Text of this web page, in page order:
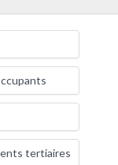
tertiaires